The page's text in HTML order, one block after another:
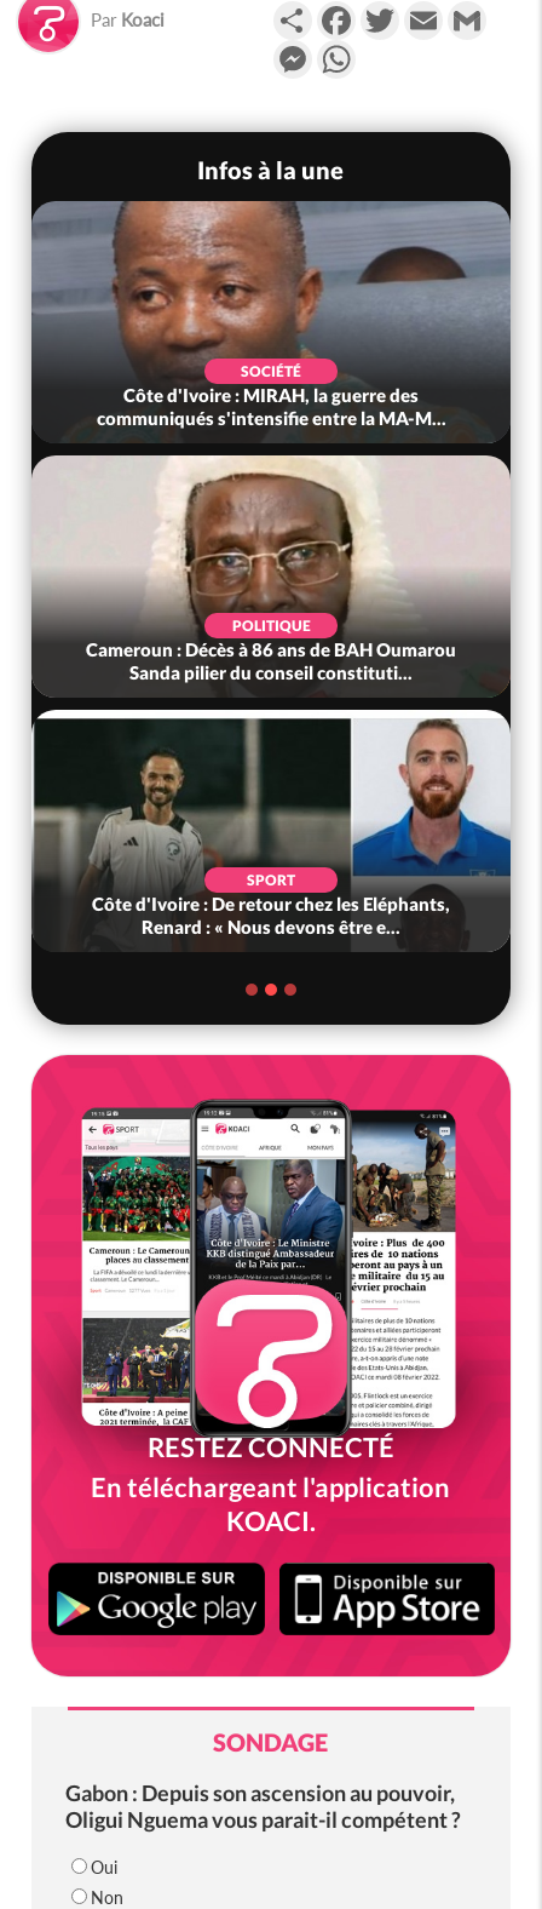
Par Koaci PartagerFacebookTwitterEmail
Messenger
Infos à la une
SOCIÉTÉ
Côte d'Ivoire : MIRAH, la guerre des
communiqués s'intensifie entre la MA-M...
POLITIQUE
Cameroun : Décès à 86 ans de BAH Oumarou
Sanda pilier du conseil constituti...
SPORT
Côte d'Ivoire : De retour chez les Eléphants,
Renard : « Nous devons être e...
RESTEZ CONNECTÉ
En téléchargeant l'application
KOACI.
SONDAGE
Gabon : Depuis son ascension au pouvoir,
Oligui Nguema vous parait-il compétent ?
Oui
Non